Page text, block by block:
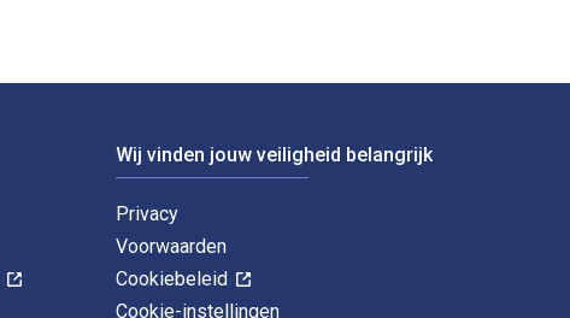
Wij vinden jouw veiligheid belangrijk
Privacy
Voorwaarden
Cookiebeleid
Cookie-instellingen